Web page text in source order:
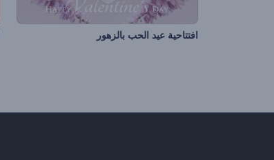
افتتاحية عيد الحب بالزهور